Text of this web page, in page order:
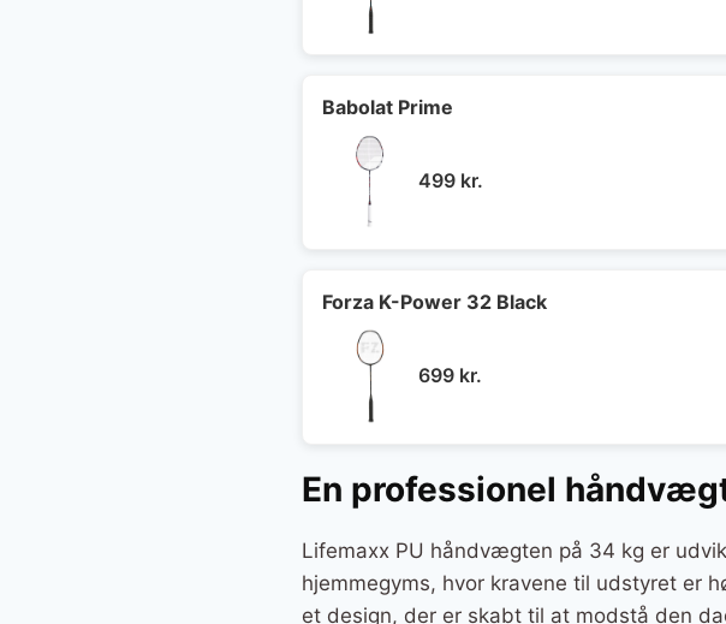
Babolat Prime
499 kr.
Forza K-Power 32 Black
699 kr.
En professionel
Lifemaxx PU håndvægten på 34 kg er
hjemmegyms, hvor kravene til udstyret er
et design, der er skabt til at modstå den